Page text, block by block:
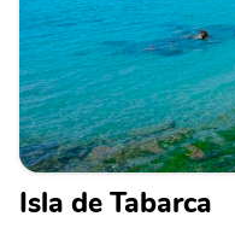
Isla de Tabarca